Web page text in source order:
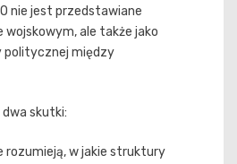
nie jest przedstawiane
wojskowym, ale także jako
politycznej między
skutki:
rozumieją, w jakie struktury